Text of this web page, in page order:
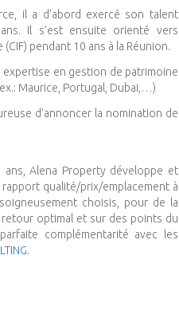
il a d’abord exercé son talent
Il s’est ensuite orienté vers
pendant 10 ans à la Réunion.
en gestion de patrimoine
Maurice, Portugal, Dubai,…)
d’annoncer la nomination de
ans, Alena Property développe et
qualité/prix/emplacement à
choisis, pour de la
optimal et sur des points du
complémentarité avec les
.